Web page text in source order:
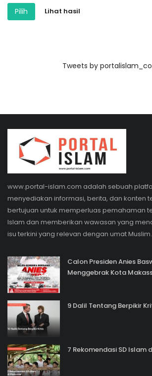
Pilih Lihat hasil
Tweets by
www.portal-islam.com adalah sebuah
menyediakan informasi, berita, dan konten
bertujuan untuk memperluas pemahaman
Islam dan memberikan wawasan yang
isu terkini yang relevan dengan umat Muslim.
Calon Presiden Anies
Menggebrak Kota
9 Dalil Tentang Berpikir
7 Rekomendasi SD Islam